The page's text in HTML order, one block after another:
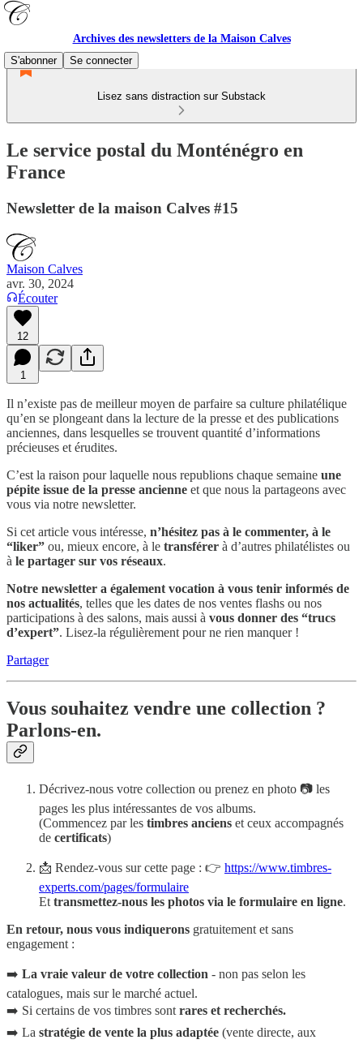
Archives des newsletters de la Maison Calves
S'abonner
Se connecter
Lisez sans distraction sur Substack
Le service postal du Monténégro en
France
Newsletter de la maison Calves #15
Maison Calves
avr. 30, 2024
Écouter
12
1
Il n’existe pas de meilleur moyen de parfaire sa culture philatélique
qu’en se plongeant dans la lecture de la presse et des publications
anciennes, dans lesquelles se trouvent quantité d’informations
précieuses et érudites.
C’est la raison pour laquelle nous republions chaque semaine une
pépite issue de la presse ancienne et que nous la partageons avec
vous via notre newsletter.
Si cet article vous intéresse, n’hésitez pas à le commenter, à le
“liker” ou, mieux encore, à le transférer à d’autres philatélistes ou
à le partager sur vos réseaux.
Notre newsletter a également vocation à vous tenir informés de
nos actualités, telles que les dates de nos ventes flashs ou nos
participations à des salons, mais aussi à vous donner des “trucs
d’expert”. Lisez-la régulièrement pour ne rien manquer !
Partager
Vous souhaitez vendre une collection ?
Parlons-en.
Décrivez-nous votre collection ou prenez en photo 📷 les
pages les plus intéressantes de vos albums.
(Commencez par les timbres anciens et ceux accompagnés
de certificats)
📩 Rendez-vous sur cette page : 👉 https://www.timbres-
experts.com/pages/formulaire
Et transmettez-nous les photos via le formulaire en ligne.
En retour, nous vous indiquerons gratuitement et sans
engagement :
➡️ La vraie valeur de votre collection - non pas selon les
catalogues, mais sur le marché actuel.
➡️ Si certains de vos timbres sont rares et recherchés.
➡️ La stratégie de vente la plus adaptée (vente directe, aux